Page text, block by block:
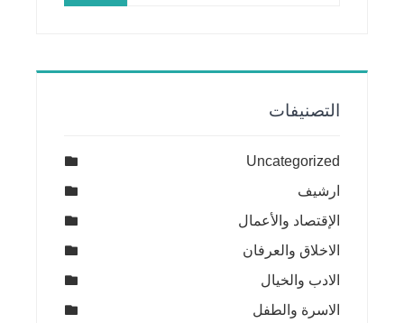
التصنيفات
Uncategorized
ارشيف
الإقتصاد والأعمال
الاخلاق والعرفان
الادب والخيال
الاسرة والطفل